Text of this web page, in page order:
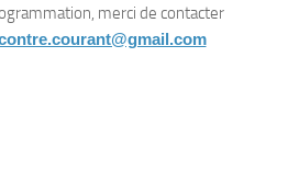
merci de contacter